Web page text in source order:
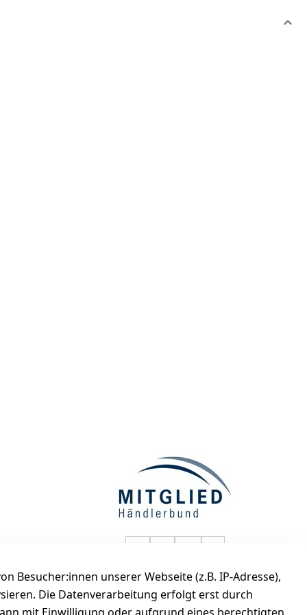
Besucher:innen unserer Webseite (z.B. IP-Adresse),
Die Datenverarbeitung erfolgt erst durch